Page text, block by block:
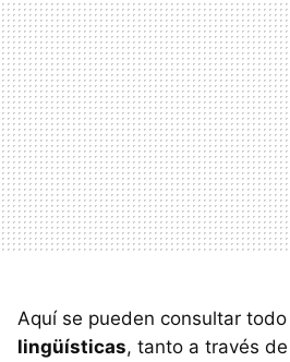
Aquí se pueden consultar
lingüísticas, tanto a través